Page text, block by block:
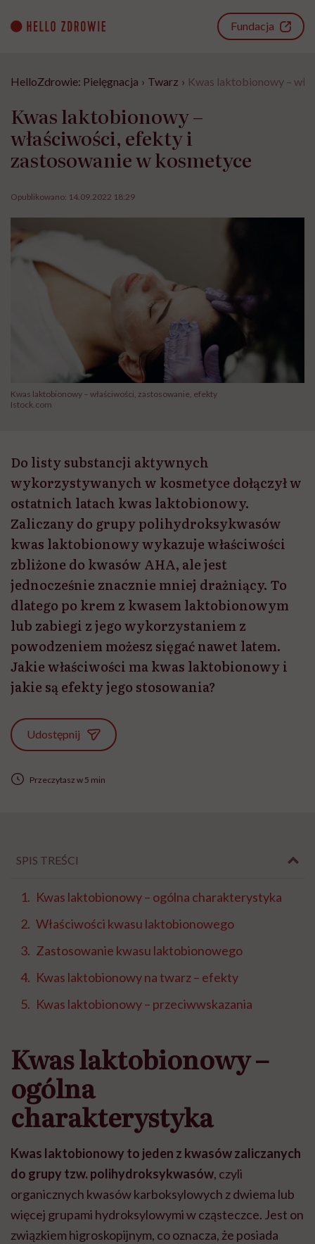
content
Fundacja
HelloZdrowie: Pielęgnacja › Twarz › Kwas laktobionowy –
Kwas laktobionowy –
właściwości, efekty i
zastosowanie w kosmetyce
Opublikowano: 14.09.2022 18:29
Kwas laktobionowy – właściwości, zastosowanie, efekty
Istock.com
Do listy substancji aktywnych
wykorzystywanych w kosmetyce dołączył w
ostatnich latach kwas laktobionowy.
Zaliczany do grupy polihydroksykwasów
kwas laktobionowy wykazuje właściwości
zbliżone do kwasów AHA, ale jest
jednocześnie znacznie mniej drażniący. To
dlatego po krem z kwasem laktobionowym
lub zabiegi z jego wykorzystaniem z
powodzeniem możesz sięgać nawet latem.
Jakie właściwości ma kwas laktobionowy i
jakie są efekty jego stosowania?
Udostępnij
Przeczytasz w 5 min
SPIS TREŚCI
Kwas laktobionowy – ogólna charakterystyka
Właściwości kwasu laktobionowego
Zastosowanie kwasu laktobionowego
Kwas laktobionowy na twarz – efekty
Kwas laktobionowy – przeciwwskazania
Kwas laktobionowy –
ogólna
charakterystyka
Kwas laktobionowy to jeden z kwasów zaliczanych
do grupy tzw. polihydroksykwasów, czyli
organicznych kwasów karboksylowych z dwiema lub
więcej grupami hydroksylowymi w cząsteczce. Jest on
związkiem higroskopijnym, co oznacza, że posiada